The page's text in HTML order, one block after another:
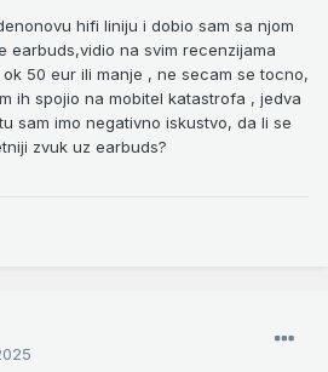
preko BT veze mogu da
Soundcore Liberty 4 koje se
da su na sve strane dobile
za mikrofon. Ali ih treba razlikovati
svim recenzijama koje sam procitao
mnogo losiji zvuk, a i jeftinije su.
hifi liniju i dobio sam sa njom
earbuds,vidio na svim recenzijama
50 eur ili manje , ne secam se tocno,
ih spojio na mobitel katastrofa , jedva
sam imo negativno iskustvo, da li se
zvuk uz earbuds?